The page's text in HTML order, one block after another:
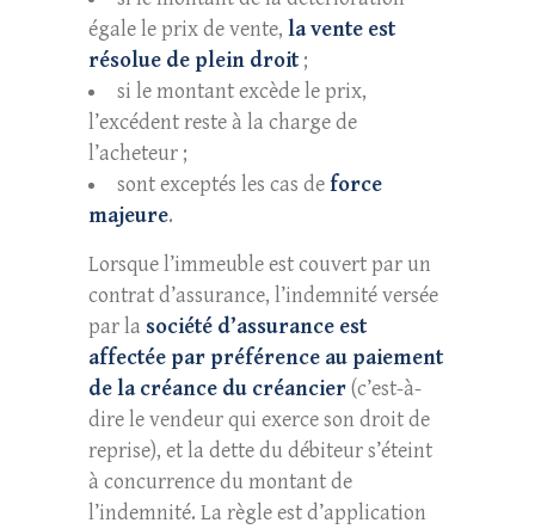
égale le prix de vente, la vente est
résolue de plein droit ;
si le montant excède le prix,
l’excédent reste à la charge de
l’acheteur ;
sont exceptés les cas deforce
majeure.
Lorsque l’immeuble est couvert par un
contrat d’assurance, l’indemnité versée
par la société d’assurance est
affectée par préférence au paiement
de la créance du créancier(c’est-à-
dire le vendeur qui exerce son droit de
reprise), et la dette du débiteur s’éteint
à concurrence du montant de
l’indemnité. La règle est d’application